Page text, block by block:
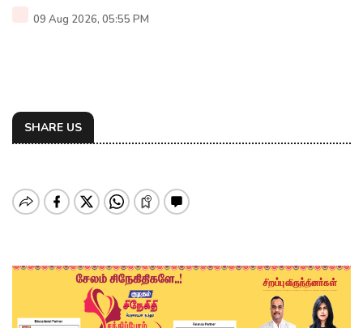
09 Aug 2026, 05:55 PM
SHARE US